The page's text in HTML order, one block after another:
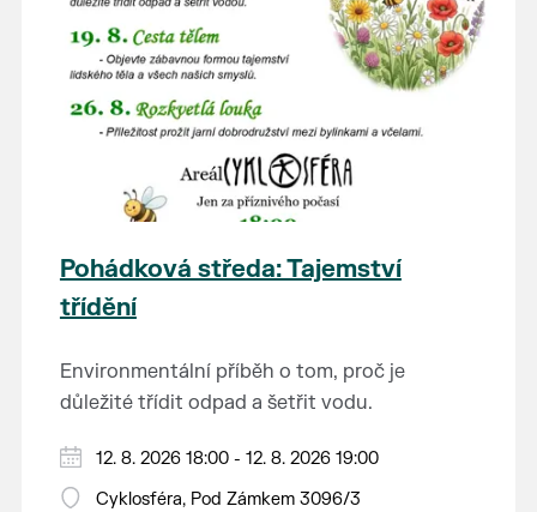
Pohádková středa: Tajemství
třídění
Environmentální příběh o tom, proč je
důležité třídit odpad a šetřit vodu.
Hraje se jen za příznivého počasí.
Vstupné dobrovolné.
12. 8. 2026 18:00 - 12. 8. 2026 19:00
Cyklosféra, Pod Zámkem 3096/3